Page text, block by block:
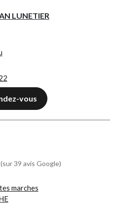
LUNETIER
vous
(sur 39 avis Google)
marches